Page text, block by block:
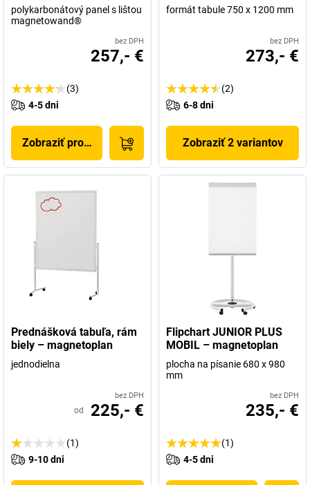
polykarbonátový panel s lištou
magnetowand®
bez DPH
257,- €
(3)
4-5 dni
Zobraziť produkt
formát tabule 750 x 1200 mm
bez DPH
273,- €
(2)
6-8 dni
Zobraziť 2 variantov
Prednášková tabuľa, rám
biely – magnetoplan
jednodielna
bez DPH
od 225,- €
(1)
9-10 dni
Flipchart JUNIOR PLUS
MOBIL – magnetoplan
plocha na písanie 680 x 980
mm
bez DPH
235,- €
(1)
4-5 dni